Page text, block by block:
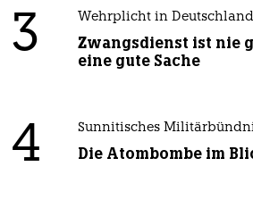
3 Wehrplicht in Deutschland
Zwangsdienst ist nie
eine gute Sache
4 Sunnitisches
Die Atombombe im